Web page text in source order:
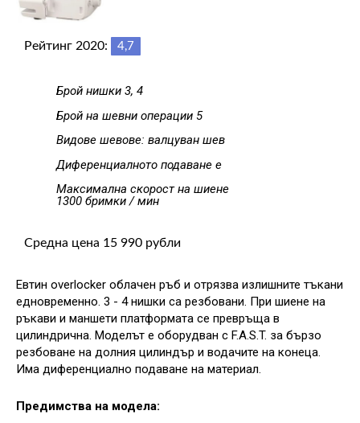
Рейтинг 2020: 4,7
Брой нишки 3, 4
Брой на шевни операции 5
Видове шевове: валцуван шев
Диференциалното подаване е
Максимална скорост на шиене
1300 бримки / мин
Средна цена 15 990 рубли
Евтин overlocker облачен ръб и отрязва излишните тъкани
едновременно. 3 - 4 нишки са резбовани. При шиене на
ръкави и маншети платформата се превръща в
цилиндрична. Моделът е оборудван с F.A.S.T. за бързо
резбоване на долния цилиндър и водачите на конеца.
Има диференциално подаване на материал.
Предимства на модела: